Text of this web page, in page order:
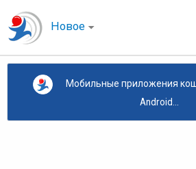
Новое
Мобильные приложения
Android...